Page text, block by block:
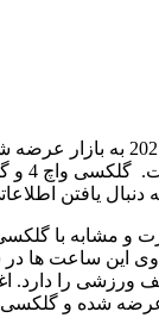
سامسونگ گلکسی واچ 4،
یافتن
را دارد.